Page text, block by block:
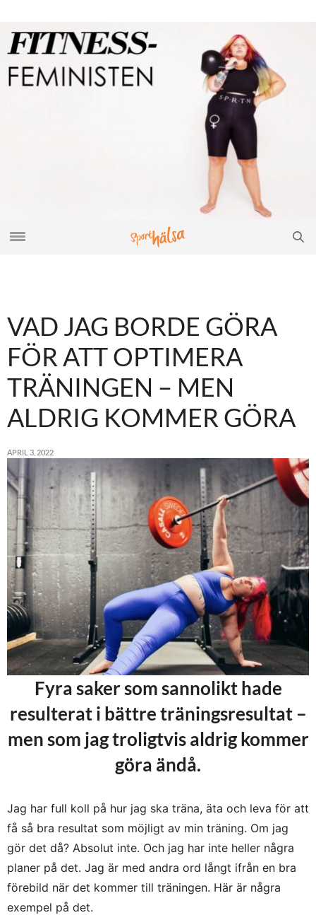
VAD JAG BORDE GÖRA
FÖR ATT OPTIMERA
TRÄNINGEN – MEN
ALDRIG KOMMER GÖRA
APRIL 3, 2022
Fyra saker som sannolikt hade
resulterat i bättre träningsresultat –
men som jag troligtvis aldrig kommer
göra ändå.
Jag har full koll på hur jag ska träna, äta och leva för att
få så bra resultat som möjligt av min träning. Om jag
gör det då? Absolut inte. Och jag har inte heller några
planer på det. Jag är med andra ord långt ifrån en bra
förebild när det kommer till träningen. Här är några
exempel på det.